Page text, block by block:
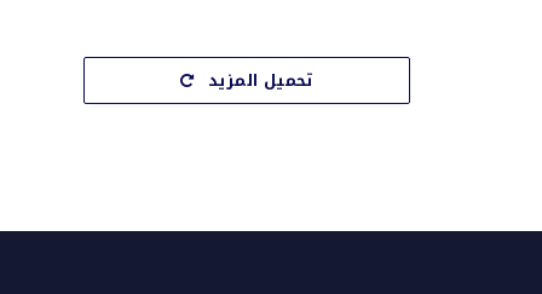
تحميل المزيد